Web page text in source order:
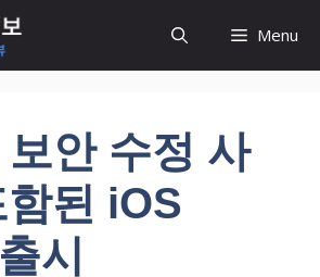
Menu
안 수정 사
된 iOS
시